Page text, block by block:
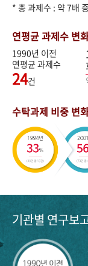
* 총 과제수 : 약 7배
연평균 과제수 변
1990년 이전
연평균 과제수
24건
수탁과제 비중 변
기관별 연구보